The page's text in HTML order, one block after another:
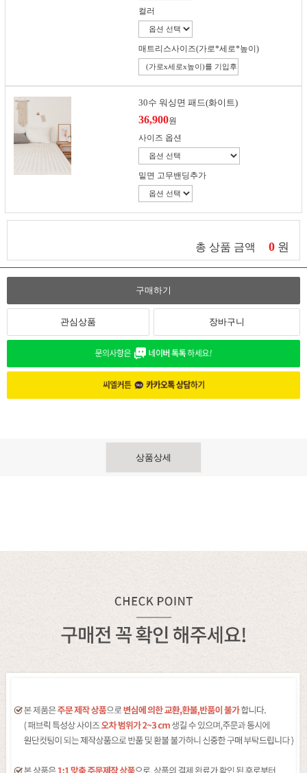
컬러
매트리스사이즈(가로*세로*높이)
30수 워싱면 패드(화이트)
36,900원
사이즈 옵션
밑면 고무밴딩추가
총 상품 금액 0 원
구매하기
관심상품 장바구니
상품상세